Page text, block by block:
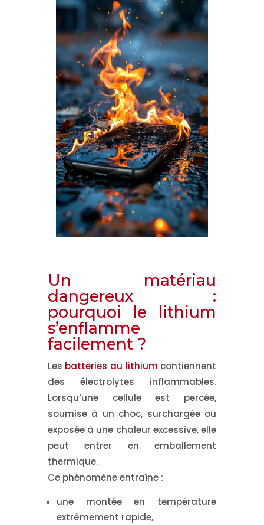
Un matériau
dangereux :
pourquoi le lithium
s’enflamme
facilement ?
Les batteries au lithium contiennent
des électrolytes inflammables.
Lorsqu’une cellule est percée,
soumise à un choc, surchargée ou
exposée à une chaleur excessive, elle
peut entrer enemballement
thermique.
Ce phénomène entraîne :
une montée en température
extrêmement rapide,